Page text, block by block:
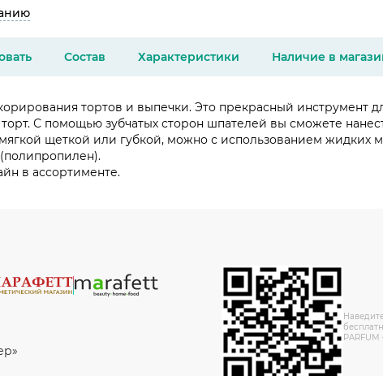
Состав Характеристики Наличие в
тортов и выпечки. Это прекрасный инструмент
С помощью зубчатых сторон шпателей вы сможете
щеткой или губкой, можно с использованием жидких
в ассортименте.